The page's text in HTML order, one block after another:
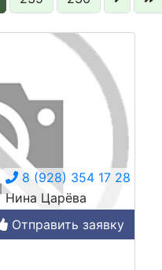
8 (928) 354 17 28
Нина Царёва
Отправить заявку